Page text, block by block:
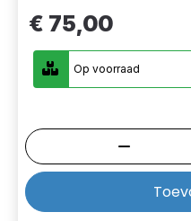
€ 75,00
Op voorraad